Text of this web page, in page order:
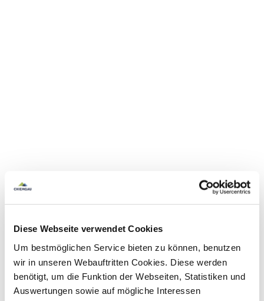
Diese Webseite verwendet Cookies
Um bestmöglichen Service bieten zu können, benutzen
wir in unseren Webauftritten Cookies. Diese werden
benötigt, um die Funktion der Webseiten, Statistiken und
Auswertungen sowie auf mögliche Interessen